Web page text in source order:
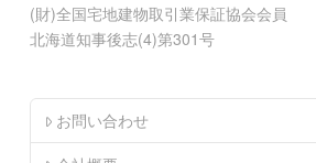
(財)全国宅地建物取引業保証協会会員
北海道知事後志(4)第301号
お問い合わせ